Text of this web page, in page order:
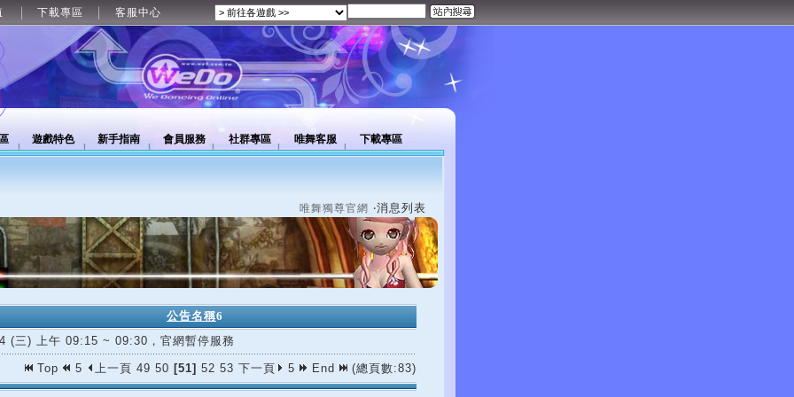
下載專區 客服中心
遊戲特色 新手指南 會員服務 社群專區 唯舞客服 下載專區
唯舞獨尊官網 ‧消息列表
公告名稱6
(三) 上午 09:15 ~ 09:30，官網暫停服務
Top 5 上一頁 49 50 [51] 52 53 下一頁 5 End (總頁數:83)